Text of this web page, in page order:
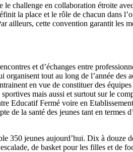
challenge en collaboration étroite
la place et le rôle de chacun dans
ailleurs, cette convention garantit les
et d’échanges entre
tout au long de l’année
en vue de constituer des
mais aussi et surtout sur le
Educatif Fermé voire en
de la santé des jeunes tant en
350 jeunes aujourd’hui. Dix à
de basket pour les filles et de